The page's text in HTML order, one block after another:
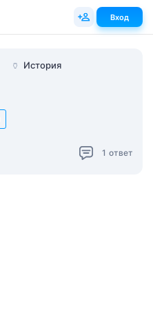
🏺 История
1 ответ
Вход